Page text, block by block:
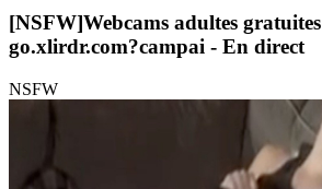
[NSFW]Webcams adultes gratuites
go.xlirdr.com?campai - En direct
NSFW